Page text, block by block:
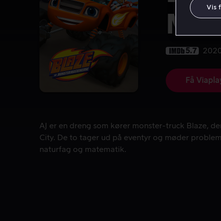
5.7
Få
AJ er en dreng som kører monster-truck Blaze,
AJ er en dreng som kører monster-truck Blaze,
City. De to tager ud på eventyr og møder
naturfag og matematik.
Vis